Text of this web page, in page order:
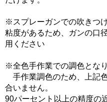
※スプレーガンでの吹きつ
粘度があるため、ガンの口
用ください
※全色手作業での調色となり
手作業調色のため、上記
合いません。
90パーセント以上の精度の